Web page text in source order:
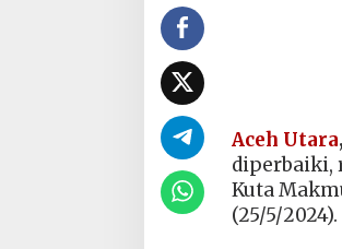
Aceh Utara
diperbaiki,
Kuta
(25/5/2024).